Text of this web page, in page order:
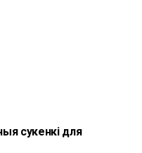
сукенкі для